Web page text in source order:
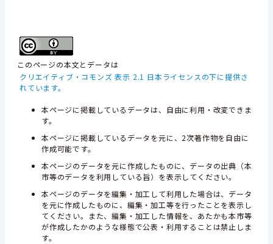
このページの本文とデータは
クリエイティブ・コモンズ 表示 2.1 日本ライセンスの下に提供さ
れています。
本ページに掲載しているデータは、自由に利用・改変できま
す。
本ページに掲載しているデータを元に、2次著作物を自由に
作成可能です。
本ページのデータを元に作成したものに、データの出典（本
市等のデータを利用している旨）を表示してください。
本ページのデータを編集・加工して利用した場合は、データ
を元に作成したものに、編集・加工等を行ったことを表示し
てください。また、編集・加工した情報を、あたかも本市等
が作成したかのような様態で公表・利用することは禁止しま
す。